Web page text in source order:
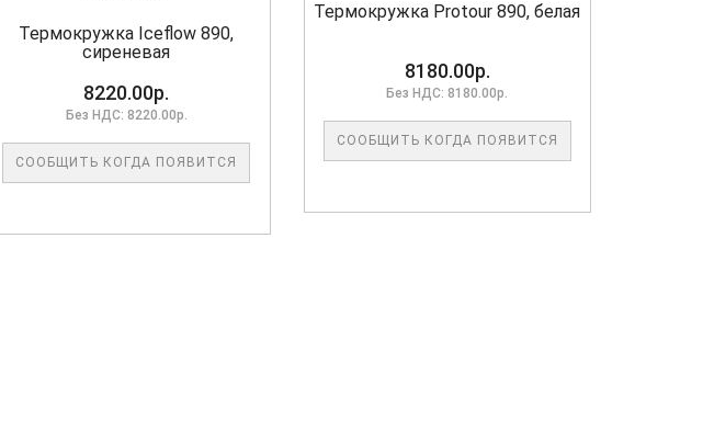
Термокружка Iceflow 890,
сиреневая
8220.00р.
Без НДС: 8220.00р.
СООБЩИТЬ КОГДА ПОЯВИТСЯ
Термокружка Protour 890, белая
8180.00р.
Без НДС: 8180.00р.
СООБЩИТЬ КОГДА ПОЯВИТСЯ